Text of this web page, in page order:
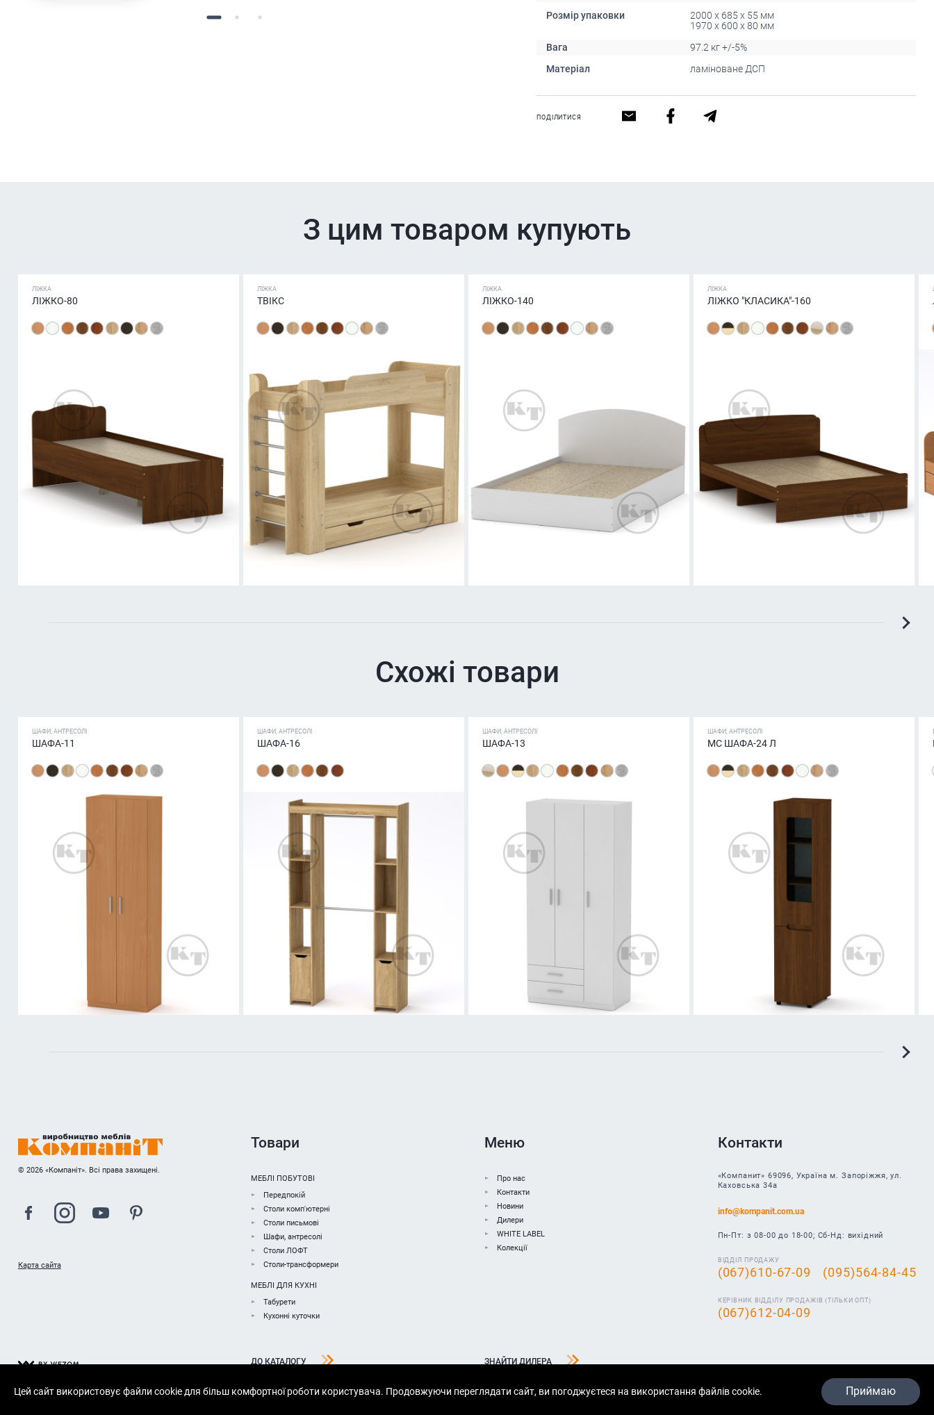
Розмір упаковки
2000 x 685 x 55 мм
1970 x 600 x 80 мм
Вага
97.2 кг +/-5%
Матеріал
ламіноване ДСП
ПОДІЛИТИСЯ
З цим товаром купують
ЛІЖКА
ЛІЖКО-80
ЛІЖКА
ТВІКС
ЛІЖКА
ЛІЖКО-140
ЛІЖКА
ЛІЖКО "КЛАСИКА"-160
Схожі товари
ШАФИ, АНТРЕСОЛІ
ШАФА-11
ШАФИ, АНТРЕСОЛІ
ШАФА-16
ШАФИ, АНТРЕСОЛІ
ШАФА-13
ШАФИ, АНТРЕСОЛІ
МС ШАФА-24 Л
© 2026 «Компаніт». Всі права захищені.
Карта сайта
Товари
МЕБЛІ ПОБУТОВІ
Передпокій
Столи комп'ютерні
Столи письмові
Шафи, антресолі
Столи ЛОФТ
Столи-трансформери
МЕБЛІ ДЛЯ КУХНІ
Табурети
Кухонні куточки
ДО КАТАЛОГУ
Меню
Про нас
Контакти
Новини
Дилери
WHITE LABEL
Колекції
ЗНАЙТИ ДИЛЕРА
Контакти
«Компанит» 69096, Україна м. Запоріжжя, ул.
Каховська 34а
info@kompanit.com.ua
Пн-Пт: з 08-00 до 18-00; Сб-Нд: вихідний
ВІДДІЛ ПРОДАЖУ
(067)610-67-09 (095)564-84-45
КЕРІВНИК ВІДДІЛУ ПРОДАЖІВ (ТІЛЬКИ ОПТ)
(067)612-04-09
Цей сайт використовує файли cookie для більш комфортної роботи користувача. Продовжуючи переглядати сайт, ви погоджуєтеся на використання файлів cookie. Приймаю